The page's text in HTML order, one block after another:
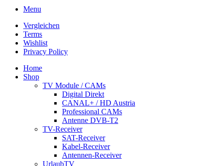
Menge
Menu
Vergleichen
Terms
Wishlist
Privacy Policy
Home
Shop
TV Module / CAMs
Digital Direkt
CANAL+ / HD Austria
Professional CAMs
Antenne DVB-T2
TV-Receiver
SAT-Receiver
Kabel-Receiver
Antennen-Receiver
UrlaubTV